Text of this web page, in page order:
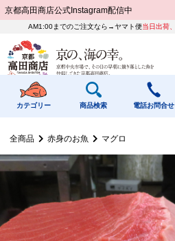
京都高田商店公式Instagram配信中
AM1:00までのご注文なら→ヤマト便当日出荷、
カテゴリー 商品検索 電話お問合せ
全商品 赤身のお魚 マグロ